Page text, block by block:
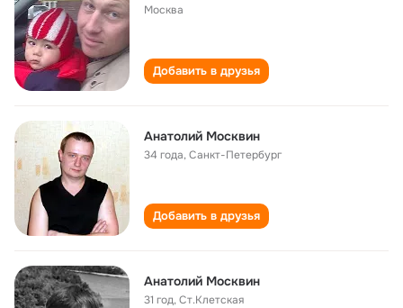
Москва
Добавить в друзья
Анатолий Москвин
34 года,Санкт-Петербург
Добавить в друзья
Анатолий Москвин
31 год,Ст.Клетская